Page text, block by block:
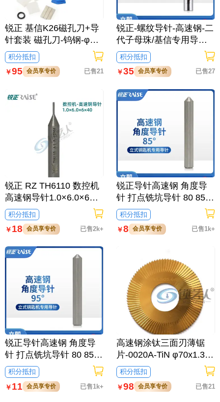
锐正 基信K26磁孔刀+导
针套装 磁孔刀-钨钢-φ1.8
5x1.1xD6x95°x40x2T 螺
纹导针-高速钢-D6X40
积分抵扣
￥95 会员享专价 已售21
锐正 RZ TH6110 数控机
高速钢导针1.0×6.0×6×4
0
积分抵扣
￥18 会员享专价 已售2k+
锐正导针高速钢 角度导
针 打点铣坑导针 80 85 9
0 95 100 105 110 120°
竞技 文兴 精准/95度导针
积分抵扣
￥11 会员享专价 已售1k+
锐正-螺纹导针-高速钢-二
代子母珠/基信专用导针D
6X40
积分抵扣
￥35 会员享专价 已售27
锐正导针高速钢 角度导
针 打点铣坑导针 80 85 9
0 95 100 105 110 120°
竞技 文兴 精准/85度导针
积分抵扣
￥8 会员享专价 已售1k+
高速钢涂钛三面刃薄锯
片-0020A-TiN φ70x1.3x
φ25.4x90T钥匙机文兴10
0C,100D,100E,100E1,10
0F,100F1专用铣刀
积分抵扣
￥98 会员享专价 已售21